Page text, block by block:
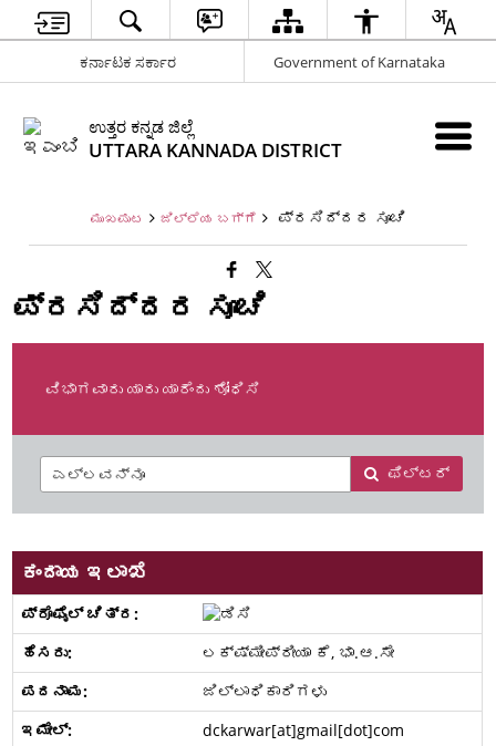
ಕರ್ನಾಟಕ ಸರ್ಕಾರ Government of Karnataka
ಉತ್ತರ ಕನ್ನಡ ಜಿಲ್ಲೆ
UTTARA KANNADA DISTRICT
ಮುಖಪುಟ ಜಿಲ್ಲೆಯ ಬಗ್ಗೆ ಪ್ರಸಿದ್ದರ ಸೂಚಿ
ಪ್ರಸಿದ್ದರ ಸೂಚಿ
ವಿಭಾಗವಾರು ಯಾರು ಯಾರೆಂದು ಶೋಧಿಸಿ
ಫಿಲ್ಟರ್
ಕಂದಾಯ ಇಲಾಖೆ
ಲಕ್ಷ್ಮೀಪ್ರೀಯಾ ಕೆ, ಭಾ.ಆ.ಸೇ
ಜಿಲ್ಲಾಧಿಕಾರಿಗಳು
dckarwar[at]gmail[dot]com